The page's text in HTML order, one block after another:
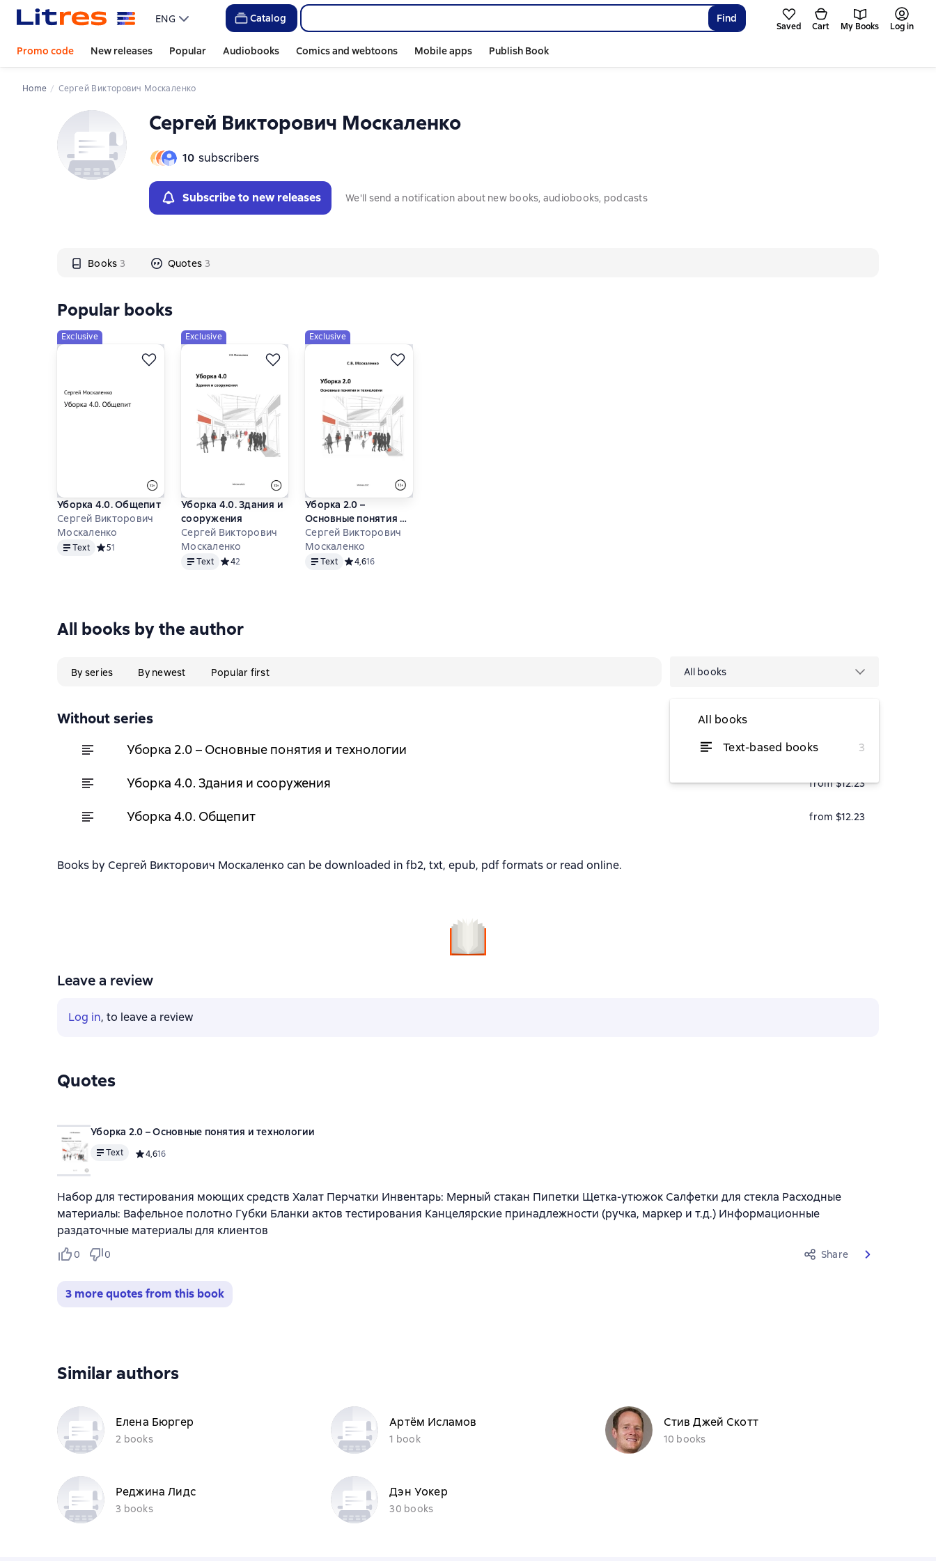
ENG Catalog Find
Saved Cart My Books Log in
Promo code New releases Popular Audiobooks Comics and webtoons Mobile apps Publish Book
Home Сергей Викторович Москаленко
Сергей Викторович Москаленко
10 subscribers
Subscribe to new releases We'll send a notification about new books, audiobooks, podcasts
Books 3 Quotes 3
Слайдер с книгами
Popular books
Exclusive
Уборка 4.0. Общепит
Сергей Викторович
Москаленко
TextText Средний рейтинг 5 на основе 1 оценок
51
Exclusive
Уборка 4.0. Здания и
сооружения
Сергей Викторович
Москаленко
TextText Средний рейтинг 4 на основе 2 оценок
42
Exclusive
Уборка 2.0 –
Основные понятия и
технологии
Сергей Викторович
Москаленко
TextText Средний рейтинг 4,6 на основе 16 оценок
4,616
All books by the author
By series By newest Popular first All books
All books
Text-based books
3
Without series
Уборка 2.0 – Основные понятия и технологии from $6.05
Уборка 4.0. Здания и сооружения from $12.23
Уборка 4.0. Общепит from $12.23
Books by Сергей Викторович Москаленко can be downloaded in fb2, txt, epub, pdf formats or read online.
Leave a review
Log in, to leave a review
Quotes
Уборка 2.0 – Основные понятия и технологии
Text Средний рейтинг 4,6 на основе 16 оценок
4,616
Набор для тестирования моющих средств Халат Перчатки Инвентарь: Мерный стакан Пипетки Щетка-утюжок Салфетки для стекла Расходные
материалы: Вафельное полотно Губки Бланки актов тестирования Канцелярские принадлежности (ручка, маркер и т.д.) Информационные
раздаточные материалы для клиентов
0 0 Share
3 more quotes from this book
Similar authors
Елена Бюргер
2 books
Артём Исламов
1 book
Стив Джей Скотт
10 books
Реджина Лидс
3 books
Дэн Уокер
30 books